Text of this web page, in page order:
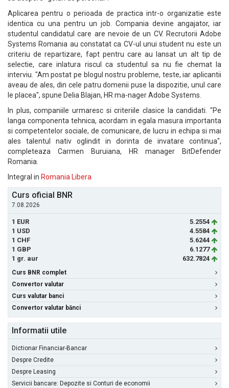
Aplicarea pentru o perioada de practica intr-o organizatie este
identica cu una pentru un job. Compania devine angajator, iar
studentul candidatul care are nevoie de un CV. Recrutorii Adobe
Systems Romania au constatat ca CV-ul unui student nu este un
criteriu de repartizare, fapt pentru care au lansat un alt tip de
selectie, care inlatura riscul ca studentul sa nu fie chemat la
interviu. "Am postat pe blogul nostru probleme, teste, iar aplicantii
aveau de ales, din cele patru domenii puse la dispozitie, unul care
le placea", spune Delia Blajan, HR ma-nager Adobe Systems.
In plus, companiile urmaresc si criteriile clasice la candidati. "Pe
langa componenta tehnica, acordam in egala masura importanta
si competentelor sociale, de comunicare, de lucru in echipa si mai
ales talentul nativ oglindit in dorinta de invatare continua",
completeaza Carmen Buruiana, HR manager BitDefender
Romania.
Integral in Romania Libera
Curs oficial BNR
7.08.2026
1 EUR
5.2554
1 USD
4.5584
1 CHF
5.6244
1 GBP
6.1277
1 gr. aur
632.7824
Curs BNR complet
Convertor valutar
Curs valutar banci
Convertor valutar bănci
Informatii utile
Dictionar Financiar-Bancar
Despre Credite
Despre Leasing
Servicii bancare: Depozite si Conturi de economii